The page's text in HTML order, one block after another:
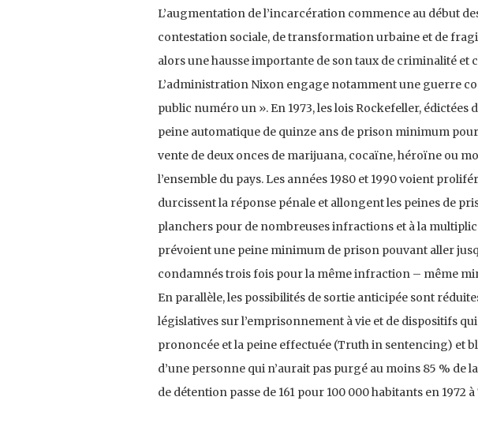
L’augmentation de l’incarcération commence au début
contestation sociale, de transformation urbaine et de
alors une hausse importante de son taux de criminalité et
L’administration Nixon engage notamment une guerre
public numéro un ». En 1973, les lois Rockefeller, édictées
peine automatique de quinze ans de prison minimum
vente de deux onces de marijuana, cocaïne, héroïne ou
l’ensemble du pays. Les années 1980 et 1990 voient
durcissent la réponse pénale et allongent les peines de
planchers pour de nombreuses infractions et à la
prévoient une peine minimum de prison pouvant aller
condamnés trois fois pour la même infraction – même
En parallèle, les possibilités de sortie anticipée sont
législatives sur l’emprisonnement à vie et de dispositifs
prononcée et la peine effectuée (Truth in sentencing) et
d’une personne qui n’aurait pas purgé au moins 85 % de
de détention passe de 161 pour 100 000 habitants en 1972 à